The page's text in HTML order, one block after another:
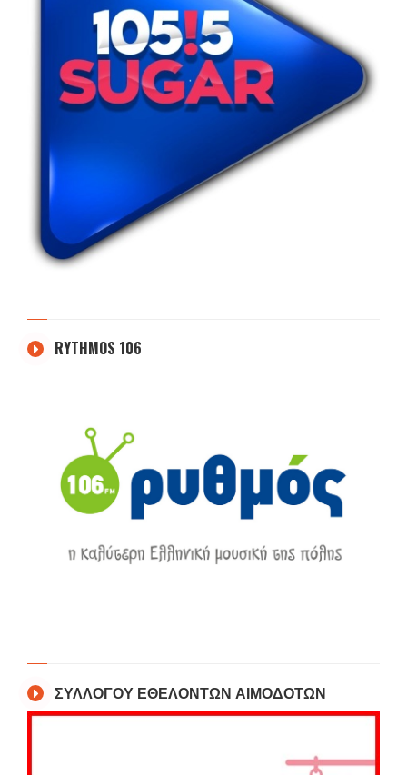
RYTHMOS 106
ΣΥΛΛΟΓΟΥ ΕΘΕΛΟΝΤΩΝ ΑΙΜΟΔΟΤΩΝ